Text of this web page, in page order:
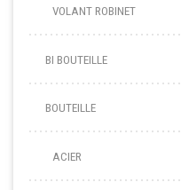
VOLANT ROBINET
BI BOUTEILLE
BOUTEILLE
ACIER